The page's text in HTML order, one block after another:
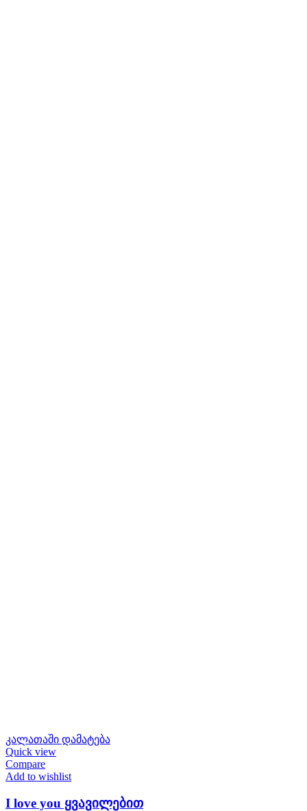
კალათაში დამატება
Quick view
Compare
Add to wishlist
I love you ყვავილებით